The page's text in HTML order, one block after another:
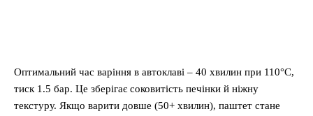
Оптимальний час варіння в автоклаві – 40 хвилин при 110°C,
тиск 1.5 бар. Це зберігає соковитість печінки й ніжну
текстуру. Якщо варити довше (50+ хвилин), паштет стане